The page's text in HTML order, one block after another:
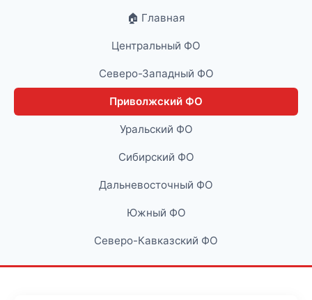
🏠 Главная
Центральный ФО
Северо-Западный ФО
Приволжский ФО
Уральский ФО
Сибирский ФО
Дальневосточный ФО
Южный ФО
Северо-Кавказский ФО